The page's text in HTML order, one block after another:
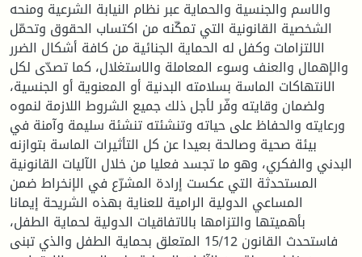
والاسم والجنسية والحماية عبر نظام النيابة الشرعية ومنحه
الشخصية القانونية التي تمكّنه من اكتساب الحقوق وتحمّل
الالتزامات وكفل له الحماية الجنائية من كافة أشكال الضرر
والإهمال والعنف وسوء المعاملة والاستغلال، كما تصدّى لكل
الانتهاكات الماسة بسلامته البدنية أو المعنوية أو الجنسية،
ولضمان وقايته وفّر لأجل ذلك جميع الشروط اللازمة لنموه
ورعايته والحفاظ على حياته وتنشئته تنشئة سليمة وآمنة في
بيئة صحية وصالحة بعيدا عن كل التأثيرات الماسة بتوازنه
البدني والفكري، وهو ما تجسد فعليا من خلال الآليات القانونية
المستحدثة التي عكست إرادة المشرّع في الإنخراط ضمن
المساعي الدولية الرامية للعناية بهذه الشريحة إيمانا
بأهميتها والتزامها بالاتفاقيات الدولية لحماية الطفل،
فاستحدث القانون 15/12 المتعلق بحماية الطفل والذي تبنى